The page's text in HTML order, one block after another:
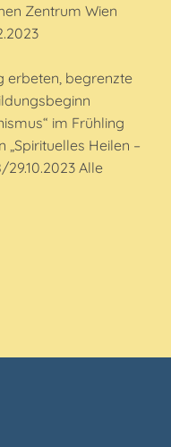
Zentrum Wien
begrenzte
im Frühling
Heilen –
Alle